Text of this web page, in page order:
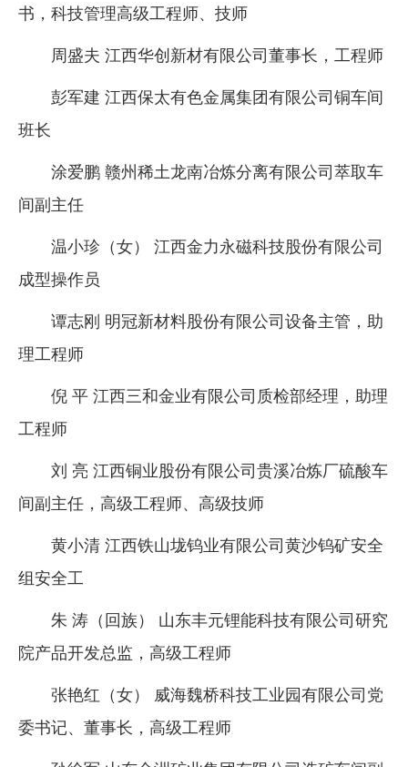
书，科技管理高级工程师、技师
周盛夫 江西华创新材有限公司董事长，工程师
彭军建 江西保太有色金属集团有限公司铜车间
班长
涂爱鹏 赣州稀土龙南冶炼分离有限公司萃取车
间副主任
温小珍（女） 江西金力永磁科技股份有限公司
成型操作员
谭志刚 明冠新材料股份有限公司设备主管，助
理工程师
倪 平 江西三和金业有限公司质检部经理，助理
工程师
刘 亮 江西铜业股份有限公司贵溪冶炼厂硫酸车
间副主任，高级工程师、高级技师
黄小清 江西铁山垅钨业有限公司黄沙钨矿安全
组安全工
朱 涛（回族） 山东丰元锂能科技有限公司研究
院产品开发总监，高级工程师
张艳红（女） 威海魏桥科技工业园有限公司党
委书记、董事长，高级工程师